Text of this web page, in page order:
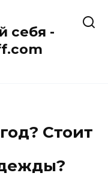
себя -
Стоит